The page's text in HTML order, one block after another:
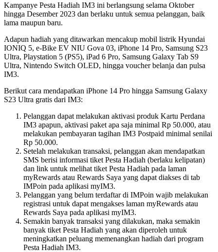
Kampanye Pesta Hadiah IM3 ini berlangsung selama Oktober
hingga Desember 2023 dan berlaku untuk semua pelanggan, baik
lama maupun baru.
Adapun hadiah yang ditawarkan mencakup mobil listrik Hyundai
IONIQ 5, e-Bike EV NIU Gova 03, iPhone 14 Pro, Samsung S23
Ultra, Playstation 5 (PS5), iPad 6 Pro, Samsung Galaxy Tab S9
Ultra, Nintendo Switch OLED, hingga voucher belanja dan pulsa
IM3.
Berikut cara mendapatkan iPhone 14 Pro hingga Samsung Galaxy
S23 Ultra gratis dari IM3:
Pelanggan dapat melakukan aktivasi produk Kartu Perdana
IM3 apapun, aktivasi paket apa saja minimal Rp 50.000, atau
melakukan pembayaran tagihan IM3 Postpaid minimal senilai
Rp 50.000.
Setelah melakukan transaksi, pelanggan akan mendapatkan
SMS berisi informasi tiket Pesta Hadiah (berlaku kelipatan)
dan link untuk melihat tiket Pesta Hadiah pada laman
myRewards atau Rewards Saya yang dapat diakses di tab
IMPoin pada aplikasi myIM3.
Pelanggan yang belum terdaftar di IMPoin wajib melakukan
registrasi untuk dapat mengakses laman myRewards atau
Rewards Saya pada aplikasi myIM3.
Semakin banyak transaksi yang dilakukan, maka semakin
banyak tiket Pesta Hadiah yang akan diperoleh untuk
meningkatkan peluang memenangkan hadiah dari program
Pesta Hadiah IM3.